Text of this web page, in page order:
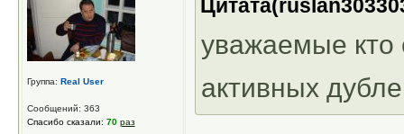
Группа: Real User
Сообщений: 363
Спасибо сказали: 70 раз
уважаемые кто
активных